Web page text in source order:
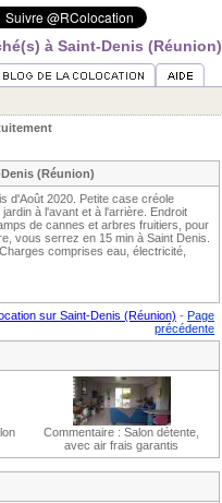
à Saint-Denis (Réunion)
(Réunion)
d'Août 2020. Petite case créole
à l'avant et à l'arrière. Endroit
de cannes et arbres fruitiers, pour
vous serrez en 15 min à Saint Denis.
comprises eau, électricité,
sur Saint-Denis (Réunion) - Page
précédente
Commentaire : Salon détente,
avec air frais garantis